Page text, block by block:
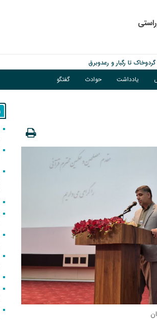
تا رگبار و رعدوبرق
یادداشت حوادث گفتگو